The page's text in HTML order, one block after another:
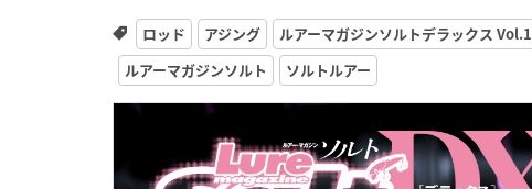
ロッド アジング ルアーマガジンソルトデラックス Vol.1
ルアーマガジンソルト
ソルトルアー